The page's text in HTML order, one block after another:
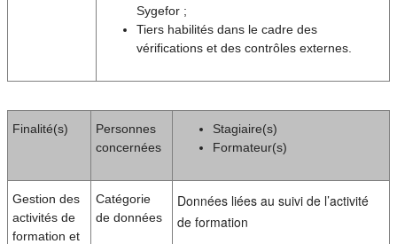
Sygefor ;
Tiers habilités dans le cadre des
vérifications et des contrôles externes.
Finalité(s)
Personnes
concernées
Stagiaire(s)
Formateur(s)
Gestion des
activités de
formation et
Catégorie
de données
Données liées au suivi de l’activité
de formation